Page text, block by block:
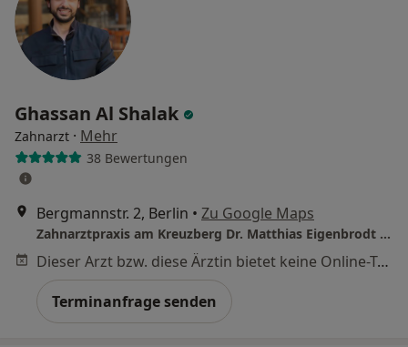
Ghassan Al Shalak
Zahnarzt · Mehr
38 Bewertungen
Bergmannstr. 2, Berlin • Zu Google Maps
Zahnarztpraxis am Kreuzberg Dr. Matthias Eigenbrodt Zahnarzt
Dieser Arzt bzw. diese Ärztin bietet keine Online-Terminbuchung an diesem Standort an.
Terminanfrage senden